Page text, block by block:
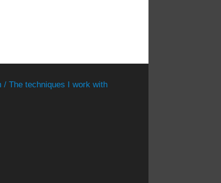
/ The techniques I work with